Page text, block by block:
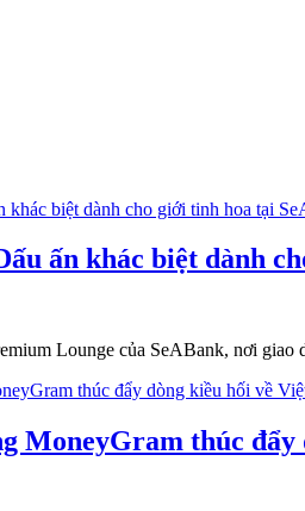
ấn khác biệt dành
Lounge của SeABank, nơi
MoneyGram thúc